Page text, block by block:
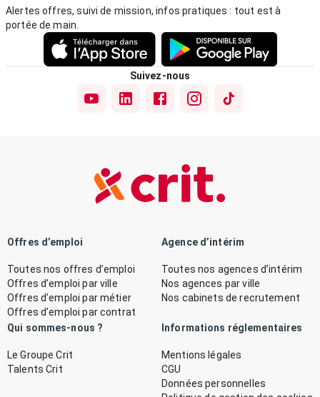
Alertes offres, suivi de mission, infos pratiques : tout est à
portée de main.
Suivez-nous
Offres d’emploi
Toutes nos offres d’emploi
Offres d’emploi par ville
Offres d’emploi par métier
Offres d’emploi par contrat
Agence d’intérim
Toutes nos agences d’intérim
Nos agences par ville
Nos cabinets de recrutement
Qui sommes-nous ?
Le Groupe Crit
Talents Crit
Informations réglementaires
Mentions légales
CGU
Données personnelles